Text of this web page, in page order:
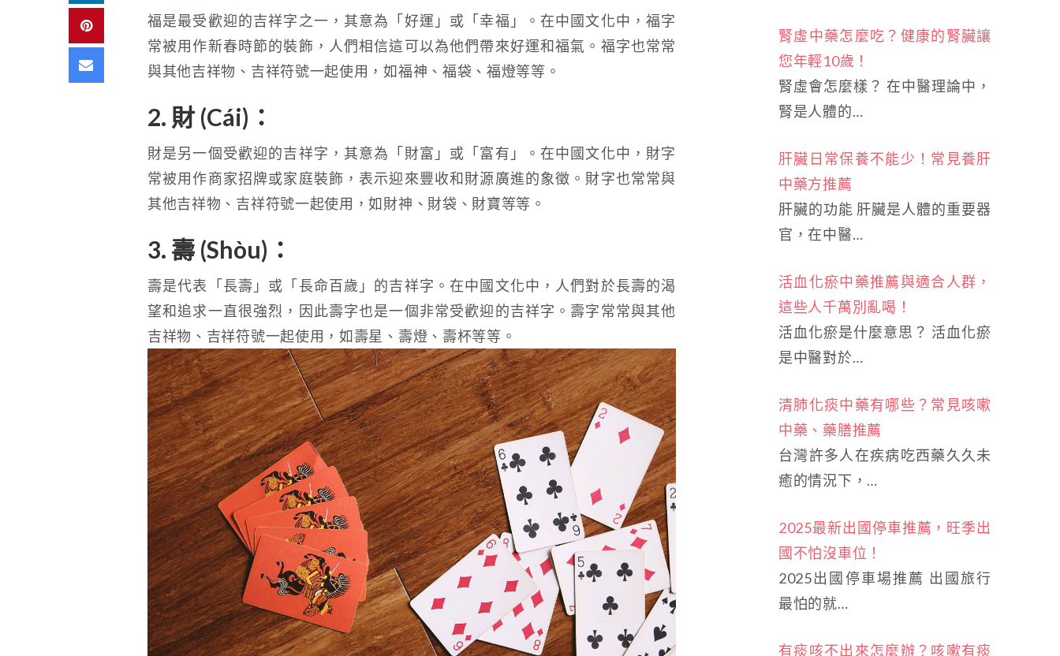
Pinterest
Email
福是最受歡迎的吉祥字之一，其意為「好運」或「幸福」。在中國文化中，福字
常被用作新春時節的裝飾，人們相信這可以為他們帶來好運和福氣。福字也常常
與其他吉祥物、吉祥符號一起使用，如福神、福袋、福燈等等。
2. 財 (Cái)：
財是另一個受歡迎的吉祥字，其意為「財富」或「富有」。在中國文化中，財字
常被用作商家招牌或家庭裝飾，表示迎來豐收和財源廣進的象徵。財字也常常與
其他吉祥物、吉祥符號一起使用，如財神、財袋、財寶等等。
3. 壽 (Shòu)：
壽是代表「長壽」或「長命百歲」的吉祥字。在中國文化中，人們對於長壽的渴
望和追求一直很強烈，因此壽字也是一個非常受歡迎的吉祥字。壽字常常與其他
吉祥物、吉祥符號一起使用，如壽星、壽燈、壽杯等等。
腎虛中藥怎麼吃？健康的腎臟讓
您年輕10歲！
腎虛會怎麼樣？ 在中醫理論中，
腎是人體的…
肝臟日常保養不能少！常見養肝
中藥方推薦
肝臟的功能 肝臟是人體的重要器
官，在中醫…
活血化瘀中藥推薦與適合人群，
這些人千萬別亂喝！
活血化瘀是什麼意思？ 活血化瘀
是中醫對於…
清肺化痰中藥有哪些？常見咳嗽
中藥、藥膳推薦
台灣許多人在疾病吃西藥久久未
癒的情況下，…
2025最新出國停車推薦，旺季出
國不怕沒車位！
2025出國停車場推薦 出國旅行
最怕的就…
有痰咳不出來怎麼辦？咳嗽有痰